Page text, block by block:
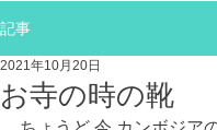
記事
お寺の時の靴
2021年10月20日